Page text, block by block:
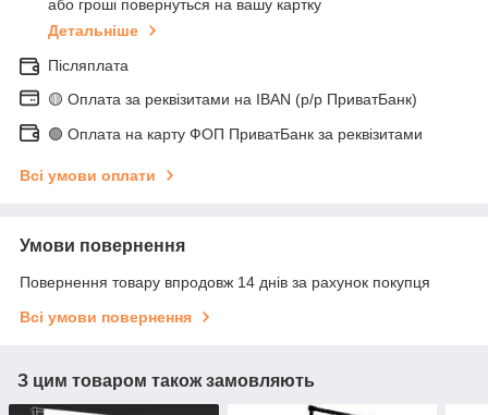
або гроші повернуться на вашу картку
Детальніше
Післяплата
🟡 Оплата за реквізитами на IBAN (р/р ПриватБанк)
🟢 Оплата на карту ФОП ПриватБанк за реквізитами
Всі умови оплати
Умови повернення
Повернення товару впродовж 14 днів за рахунок покупця
Всі умови повернення
З цим товаром також замовляють